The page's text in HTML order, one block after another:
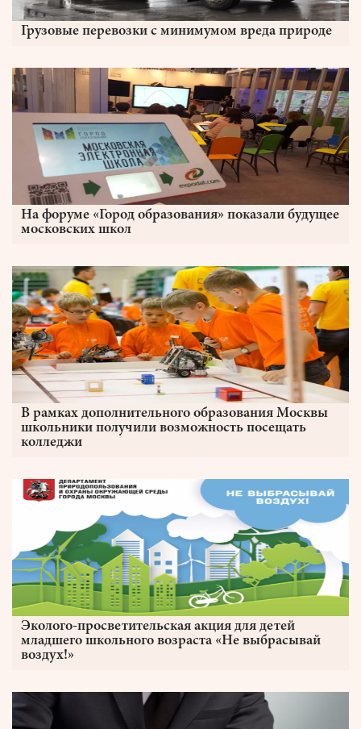
Грузовые перевозки с минимумом вреда природе
На форуме «Город образования» показали будущее
московских школ
В рамках дополнительного образования Москвы
школьники получили возможность посещать
колледжи
Эколого-просветительская акция для детей
младшего школьного возраста «Не выбрасывай
воздух!»